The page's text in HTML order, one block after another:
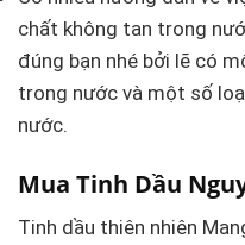
chất không tan trong
đúng bạn nhé bởi lẽ có
trong nước và một số
nước.
Mua Tinh Dầu
Tinh dầu thiên nhiên